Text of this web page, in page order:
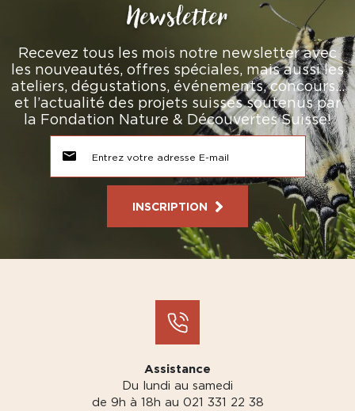
Newsletter
Recevez tous les mois notre newsletter avec
les nouveautés, offres spéciales, mais aussi les
ateliers, dégustations, événements, concours…
et l’actualité des projets suisses soutenus par
la Fondation Nature & Découvertes Suisse!
INSCRIPTION
Assistance
Du lundi au samedi
de 9h à 18h au 021 331 22 38